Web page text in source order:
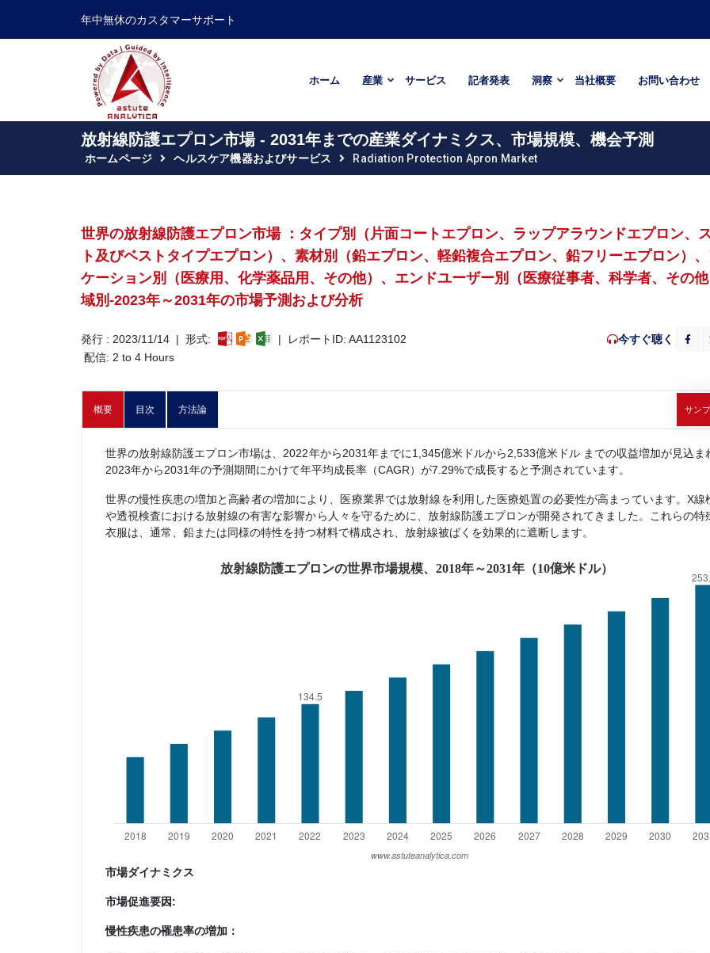
年中無休のカスタマーサポート
ホーム 産業 サービス 記者発表 洞察 当社概要 お問い合わせ
放射線防護エプロン市場 - 2031年までの産業ダイナミクス、市場規模、機会予測
ホームページ ヘルスケア機器およびサービス Radiation Protection Apron Market
世界の放射線防護エプロン市場 ：タイプ別（片面コートエプロン、ラップアラウンドエプロン、
ト及びベストタイプエプロン）、素材別（鉛エプロン、軽鉛複合エプロン、鉛フリーエプロン）
ケーション別（医療用、化学薬品用、その他）、エンドユーザー別（医療従事者、科学者、その
域別-2023年～2031年の市場予測および分析
発行 : 2023/11/14 | 形式:
| レポートID: AA1123102
配信: 2 to 4 Hours
今すぐ聴く
概要 目次 方法論 サン
世界の放射線防護エプロン市場は、2022年から2031年までに1,345億米ドルから2,533億米ドル までの収益増加が見込ま
2023年から2031年の予測期間にかけて年平均成長率（CAGR）が7.29%で成長すると予測されています。
世界の慢性疾患の増加と高齢者の増加により、医療業界では放射線を利用した医療処置の必要性が高まっています。X線
や透視検査における放射線の有害な影響から人々を守るために、放射線防護エプロンが開発されてきました。これらの特
衣服は、通常、鉛または同様の特性を持つ材料で構成され、放射線被ばくを効果的に遮断します。
市場ダイナミクス
市場促進要因:
慢性疾患の罹患率の増加：